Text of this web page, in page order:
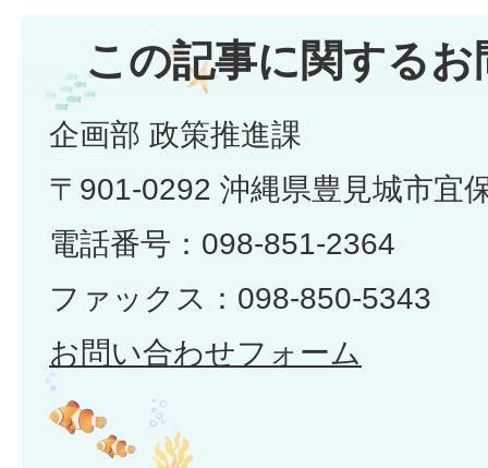
この記事に関する
企画部 政策推進課
〒901-0292 沖縄県豊見城市宜
電話番号：098-851-2364
ファックス：098-850-5343
お問い合わせフォーム